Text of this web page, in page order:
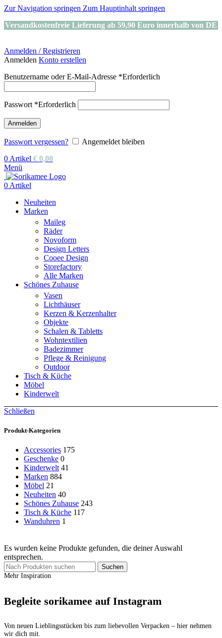
Zur Navigation springen Zum Hauptinhalt springen
Versandkostenfreie Lieferung ab 59,90 Euro innerhalb von DE
Anmelden / Registrieren
Anmelden Konto erstellen
Benutzername oder E-Mail-Adresse *Erforderlich
Passwort *Erforderlich
Anmelden
Passwort vergessen?
Angemeldet bleiben
0 Artikel € 0,00
Menü
0 Artikel
Neuheiten
Marken
Maileg
Räder
Novoform
Design Letters
Cooee Design
Storefactory
Alle Marken
Schönes Zuhause
Vasen
Lichthäuser
Kerzen & Kerzenhalter
Objekte
Schalen & Tabletts
Wohntextilien
Badezimmer
Pflege & Reinigung
Outdoor
Tisch & Küche
Möbel
Kinderwelt
Schließen
Produkt-Kategorien
Accessories 175
Geschenke 0
Kinderwelt 41
Marken 884
Möbel 21
Neuheiten 40
Schönes Zuhause 243
Tisch & Küche 117
Wanduhren 1
Es wurden keine Produkte gefunden, die deiner Auswahl
entsprechen.
Suchen
Mehr Inspiration
Begleite sorikamee auf Instagram
Von neuen Lieblingsstücken bis zum liebevollen Verpacken – hier nehmen
wir dich mit.